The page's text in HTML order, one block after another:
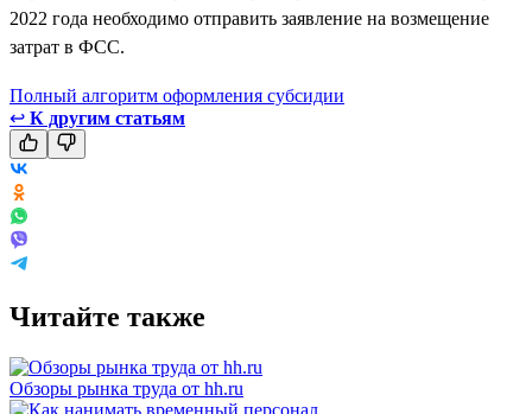
2022 года необходимо отправить заявление на возмещение
затрат в ФСС.
Полный алгоритм оформления субсидии
↩ К другим статьям
Читайте также
Обзоры рынка труда от hh.ru